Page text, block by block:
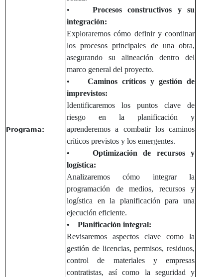
Programa:
•
Procesos constructivos y su
integración:
Exploraremos cómo definir y coordinar
los procesos principales de una obra,
asegurando su alineación dentro del
marco general del proyecto.
• Caminos críticos y gestión de
imprevistos:
Identificaremos los puntos clave de
riesgo en la planificación y
aprenderemos a combatir los caminos
críticos previstos y los emergentes.
• Optimización de recursos y
logística:
Analizaremos cómo integrar la
programación de medios, recursos y
logística en la planificación para una
ejecución eficiente.
• Planificación integral:
Revisaremos aspectos clave como la
gestión de licencias, permisos, residuos,
control de materiales y empresas
contratistas, así como la seguridad y